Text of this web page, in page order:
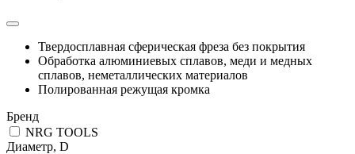
Твердосплавная сферическая фреза без покрытия
Обработка алюминиевых сплавов, меди и медных
сплавов, неметаллических материалов
Полированная режущая кромка
Бренд
NRG TOOLS
Диаметр, D